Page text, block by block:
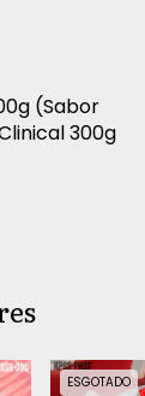
(Sabor
300g
ESGOTADO